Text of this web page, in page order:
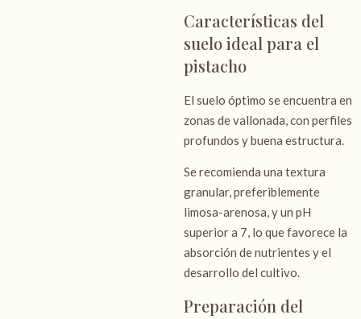
Características del
suelo ideal para el
pistacho
El suelo óptimo se encuentra en
zonas de vallonada, con perfiles
profundos y buena estructura.
Se recomienda una textura
granular, preferiblemente
limosa-arenosa, y un pH
superior a 7, lo que favorece la
absorción de nutrientes y el
desarrollo del cultivo.
Preparación del